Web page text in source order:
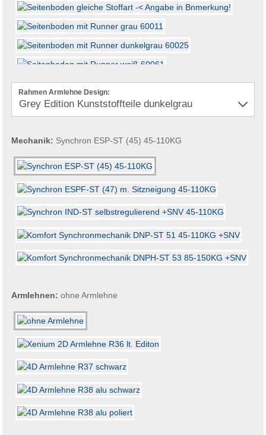
Rahmen Armlehne Design:
Mechanik: Synchron ESP-ST (45) 45-110KG
Armlehnen: ohne Armlehne